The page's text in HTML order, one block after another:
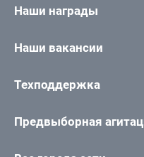
Наши награды
Наши вакансии
Техподдержка
Предвыборная